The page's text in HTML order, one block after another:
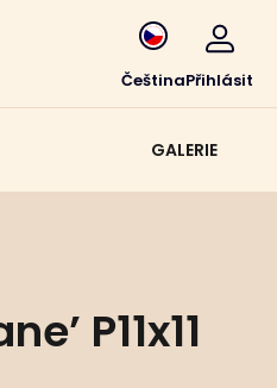
ČeštinaPřihlásit
GALERIE
P11x11